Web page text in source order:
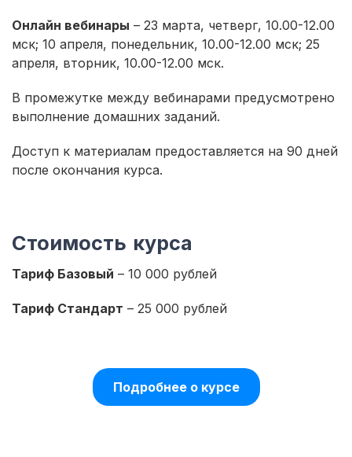
Онлайн вебинары – 23 марта, четверг, 10.00-12.00
мск; 10 апреля, понедельник, 10.00-12.00 мск; 25
апреля, вторник, 10.00-12.00 мск.
В промежутке между вебинарами предусмотрено
выполнение домашних заданий.
Доступ к материалам предоставляется на 90 дней
после окончания курса.
Стоимость курса
Тариф Базовый – 10 000 рублей
Тариф Стандарт – 25 000 рублей
Подробнее о курсе